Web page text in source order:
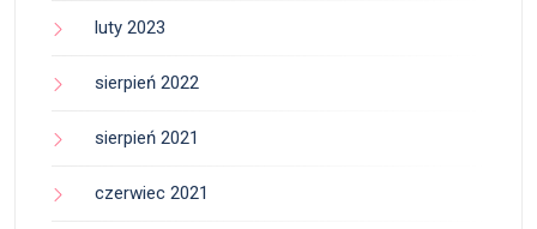
luty 2023
sierpień 2022
sierpień 2021
czerwiec 2021